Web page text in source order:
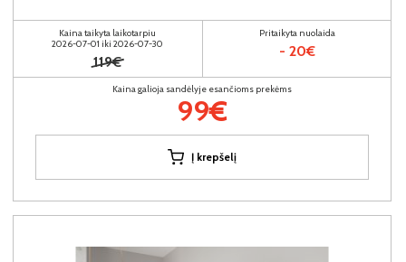
Kaina taikyta laikotarpiu
2026-07-01 iki 2026-07-30
119€
Pritaikyta nuolaida
- 20€
Kaina galioja sandėlyje esančioms prekėms
99€
Į krepšelį